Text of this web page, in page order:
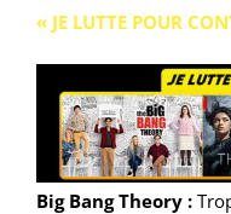
« JE LUTTE POUR
Big Bang Theory :